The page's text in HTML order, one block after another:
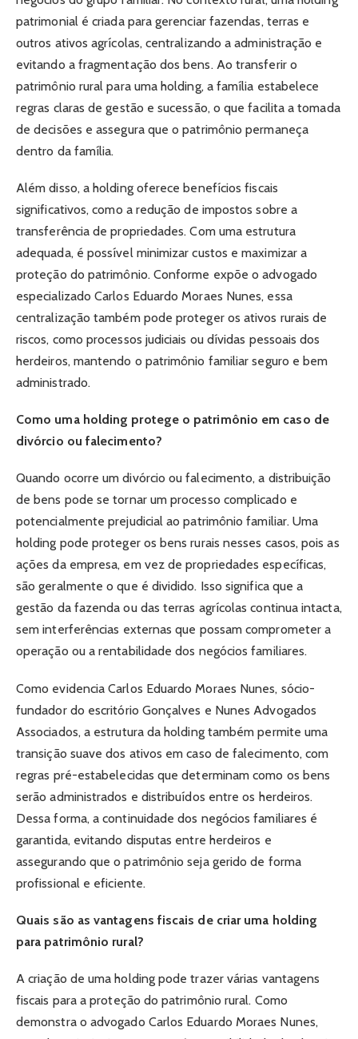
patrimonial é criada para gerenciar fazendas, terras e
outros ativos agrícolas, centralizando a administração e
evitando a fragmentação dos bens. Ao transferir o
patrimônio rural para uma holding, a família estabelece
regras claras de gestão e sucessão, o que facilita a tomada
de decisões e assegura que o patrimônio permaneça
dentro da família.
Além disso, a holding oferece benefícios fiscais
significativos, como a redução de impostos sobre a
transferência de propriedades. Com uma estrutura
adequada, é possível minimizar custos e maximizar a
proteção do patrimônio. Conforme expõe o advogado
especializado Carlos Eduardo Moraes Nunes, essa
centralização também pode proteger os ativos rurais de
riscos, como processos judiciais ou dívidas pessoais dos
herdeiros, mantendo o patrimônio familiar seguro e bem
administrado.
Como uma holding protege o patrimônio em caso de
divórcio ou falecimento?
Quando ocorre um divórcio ou falecimento, a distribuição
de bens pode se tornar um processo complicado e
potencialmente prejudicial ao patrimônio familiar. Uma
holding pode proteger os bens rurais nesses casos, pois as
ações da empresa, em vez de propriedades específicas,
são geralmente o que é dividido. Isso significa que a
gestão da fazenda ou das terras agrícolas continua intacta,
sem interferências externas que possam comprometer a
operação ou a rentabilidade dos negócios familiares.
Como evidencia Carlos Eduardo Moraes Nunes, sócio-
fundador do escritório Gonçalves e Nunes Advogados
Associados, a estrutura da holding também permite uma
transição suave dos ativos em caso de falecimento, com
regras pré-estabelecidas que determinam como os bens
serão administrados e distribuídos entre os herdeiros.
Dessa forma, a continuidade dos negócios familiares é
garantida, evitando disputas entre herdeiros e
assegurando que o patrimônio seja gerido de forma
profissional e eficiente.
Quais são as vantagens fiscais de criar uma holding
para patrimônio rural?
A criação de uma holding pode trazer várias vantagens
fiscais para a proteção do patrimônio rural. Como
demonstra o advogado Carlos Eduardo Moraes Nunes,